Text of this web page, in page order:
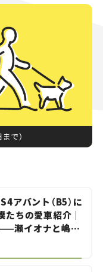
で）
アバント（B5）に
たちの愛車紹介｜
瀬イオナと嶋田
ざっくばらんば